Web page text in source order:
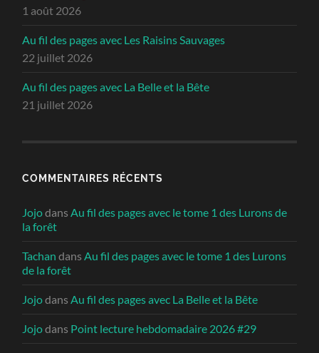
1 août 2026
Au fil des pages avec Les Raisins Sauvages
22 juillet 2026
Au fil des pages avec La Belle et la Bête
21 juillet 2026
COMMENTAIRES RÉCENTS
Jojodans Au fil des pages avec le tome 1 des Lurons de
la forêt
Tachan dans Au fil des pages avec le tome 1 des Lurons
de la forêt
Jojodans Au fil des pages avec La Belle et la Bête
Jojodans Point lecture hebdomadaire 2026 #29